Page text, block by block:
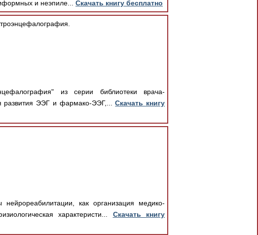
и неэпиле... Скачать книгу бесплатно
из серии библиотеки врача-
развития ЭЭГ и фармако-ЭЭГ,...Скачать книгу
как организация медико-
характеристи... Скачать книгу